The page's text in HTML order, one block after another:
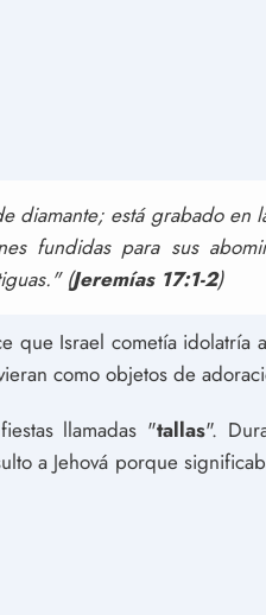
diamante; está grabado en
fundidas para sus
(Jeremías 17:1-2)
que Israel cometía idolatría
como objetos de
llamadas "tallas".
a Jehová porque